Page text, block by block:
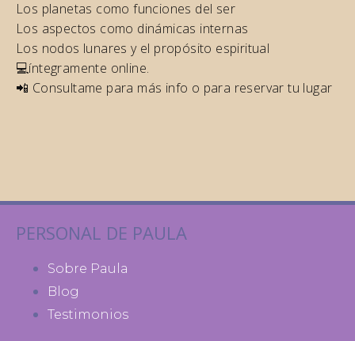
Los planetas como funciones del ser
Los aspectos como dinámicas internas
Los nodos lunares y el propósito espiritual
💻íntegramente online.
📲 Consultame para más info o para reservar tu lugar
PERSONAL DE PAULA
Sobre Paula
Blog
Testimonios